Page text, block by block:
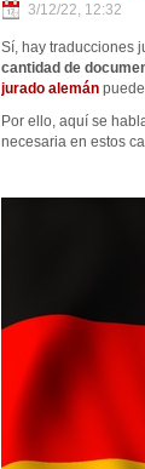
3/12/22, 12:32
Sí, hay traducciones
cantidad de
jurado alemán
Por ello, aquí se
necesaria en estos